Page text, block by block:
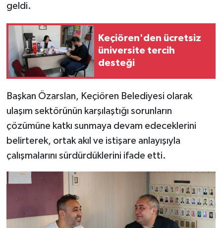
geldi.
Keçiören'den ücretsiz
üniversite tercih
desteği
Başkan Özarslan, Keçiören Belediyesi olarak
ulaşım sektörünün karşılaştığı sorunların
çözümüne katkı sunmaya devam edeceklerini
belirterek, ortak akıl ve istişare anlayışıyla
çalışmalarını sürdürdüklerini ifade etti.